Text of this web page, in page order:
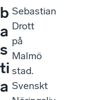
b
a
s
ti
a
Sebastian
Drott
på
Malmö
stad.
Svenskt